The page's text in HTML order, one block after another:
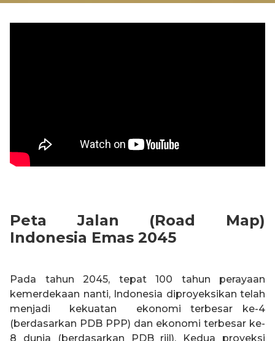
Peta Jalan (Road Map)
Indonesia Emas 2045
Pada tahun 2045, tepat 100 tahun perayaan
kemerdekaan nanti, Indonesia diproyeksikan telah
menjadi kekuatan ekonomi terbesar ke-4
(berdasarkan PDB PPP) dan ekonomi terbesar ke-
8 dunia (berdasarkan PDB riil). Kedua proyeksi